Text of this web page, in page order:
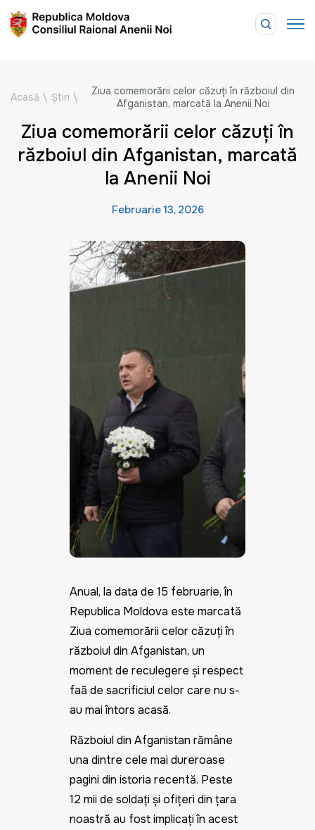
Acasă \ Știri \
Ziua comemorării celor căzuți în războiul din
Afganistan, marcată la Anenii Noi
Ziua comemorării celor căzuți în
războiul din Afganistan, marcată
la Anenii Noi
Februarie 13, 2026
Anual, la data de 15 februarie, în
Republica Moldova este marcată
Ziua comemorării celor căzuți în
războiul din Afganistan, un
moment de reculegere și respect
față de sacrificiul celor care nu s-
au mai întors acasă.
Războiul din Afganistan rămâne
una dintre cele mai dureroase
pagini din istoria recentă. Peste
12 mii de soldați și ofițeri din țara
noastră au fost implicați în acest